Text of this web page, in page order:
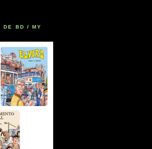
DE BD / MY